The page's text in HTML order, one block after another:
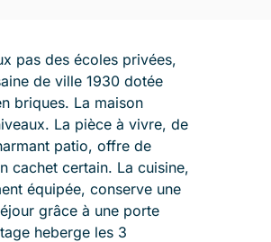
pas des écoles privées,
de ville 1930 dotée
briques. La maison
La pièce à vivre, de
patio, offre de
cachet certain. La cuisine,
équipée, conserve une
grâce à une porte
heberge les 3